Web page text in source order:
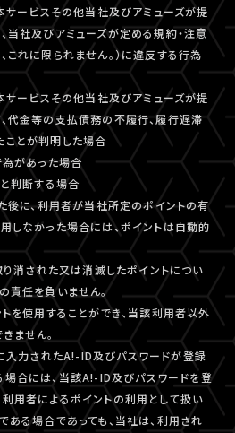
ービスその他当社及びアミューズが提
当社及びアミューズが定める規約・注意
これに限られません。）に違反する行為
ービスその他当社及びアミューズが提
代金等の支払債務の不履行、履行遅滞
とが判明した場合
があった場合
判断する場合
後に、利用者が当社所定のポイントの有
しなかった場合には、ポイントは自動的
消された又は消滅したポイントについ
責任を負いません。
を使用することができ、当該利用者以外
ません。
入力されたA!-ID及びパスワードが登録
合には、当該A!-ID及びパスワードを登
用者によるポイントの利用として扱い
ある場合であっても、当社は、利用され